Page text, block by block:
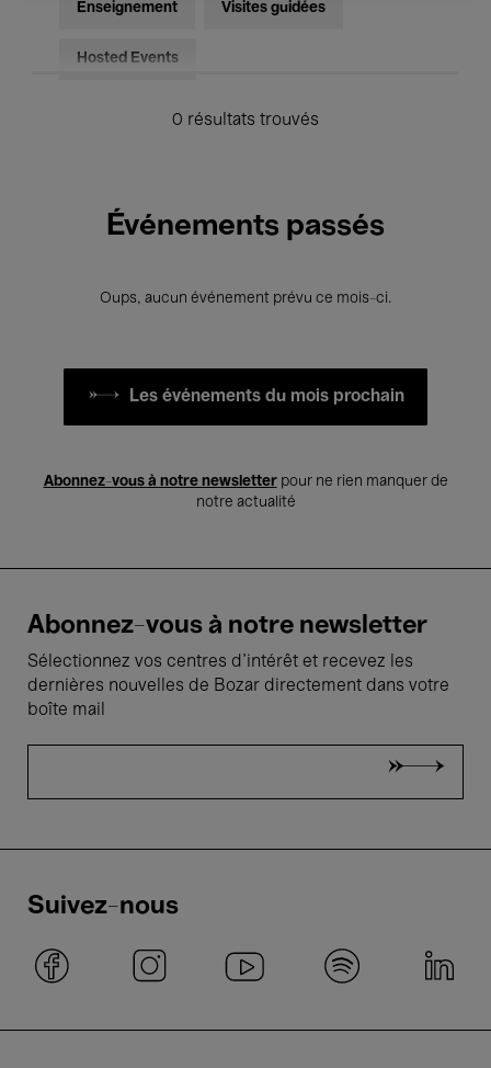
Enseignement Visites guidées
Hosted Events
0 résultats trouvés
Événements passés
Oups, aucun événement prévu ce mois-ci.
Les événements du mois prochain
Abonnez-vous à notre newsletterpour ne rien manquer de
notre actualité
Abonnez-vous à notre newsletter
Sélectionnez vos centres d'intérêt et recevez les
dernières nouvelles de Bozar directement dans votre
boîte mail
Suivez-nous